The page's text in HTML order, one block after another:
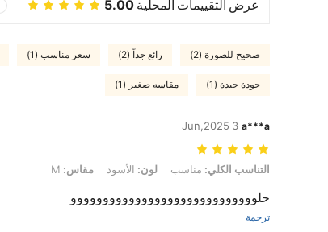
عرض التقييمات المحلية 5.00
صحيح للصورة (2) رائع جداً (2) سعر مناسب (1)
جودة جيدة (1) مقاسه صغير (1)
a***a
3 Jun,2025
التناسب الكلي: مناسب, لون: الأسود, مقاس: M
التناسب الكلي: مناسب لون: الأسود مقاس:
حلووووووووووووووووووووووووووووو
ترجمة